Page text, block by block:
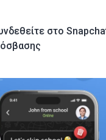
στο